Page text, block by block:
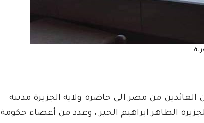
2025م ، الفوج الأول من العائدين من مصر الى حاضرة ولاية الجزيرة مدينة
الطاهر ابراهيم الخير ، وعدد من أعضاء حكومة